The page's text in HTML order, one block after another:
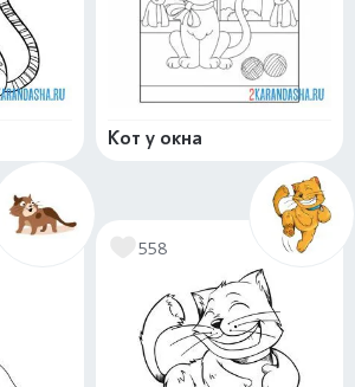
Кот у окна
558